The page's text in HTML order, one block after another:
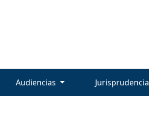
Audiencias Jurisprudencia